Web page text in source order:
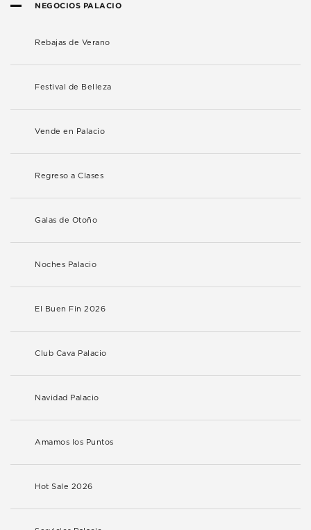
NEGOCIOS PALACIO
Rebajas de Verano
Festival de Belleza
Vende en Palacio
Regreso a Clases
Galas de Otoño
Noches Palacio
El Buen Fin 2026
Club Cava Palacio
Navidad Palacio
Amamos los Puntos
Hot Sale 2026